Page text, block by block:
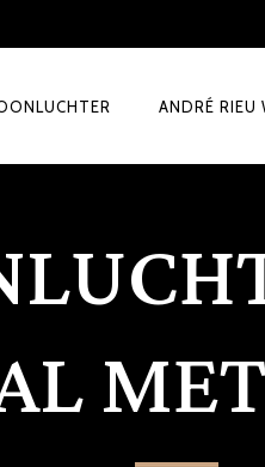
ANDRÉ RIEU